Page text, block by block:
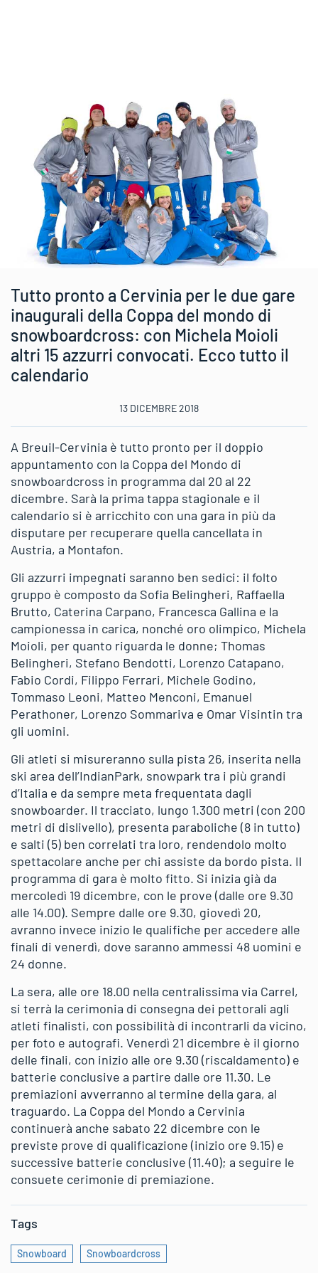
Tutto pronto a Cervinia per le due gare
inaugurali della Coppa del mondo di
snowboardcross: con Michela Moioli
altri 15 azzurri convocati. Ecco tutto il
calendario
13 DICEMBRE 2018
A Breuil-Cervinia è tutto pronto per il doppio
appuntamento con la Coppa del Mondo di
snowboardcross in programma dal 20 al 22
dicembre. Sarà la prima tappa stagionale e il
calendario si è arricchito con una gara in più da
disputare per recuperare quella cancellata in
Austria, a Montafon.
Gli azzurri impegnati saranno ben sedici: il folto
gruppo è composto da Sofia Belingheri, Raffaella
Brutto, Caterina Carpano, Francesca Gallina e la
campionessa in carica, nonché oro olimpico, Michela
Moioli, per quanto riguarda le donne; Thomas
Belingheri, Stefano Bendotti, Lorenzo Catapano,
Fabio Cordi, Filippo Ferrari, Michele Godino,
Tommaso Leoni, Matteo Menconi, Emanuel
Perathoner, Lorenzo Sommariva e Omar Visintin tra
gli uomini.
Gli atleti si misureranno sulla pista 26, inserita nella
ski area dell’IndianPark, snowpark tra i più grandi
d’Italia e da sempre meta frequentata dagli
snowboarder. Il tracciato, lungo 1.300 metri (con 200
metri di dislivello), presenta paraboliche (8 in tutto)
e salti (5) ben correlati tra loro, rendendolo molto
spettacolare anche per chi assiste da bordo pista. Il
programma di gara è molto fitto. Si inizia già da
mercoledì 19 dicembre, con le prove (dalle ore 9.30
alle 14.00). Sempre dalle ore 9.30, giovedì 20,
avranno invece inizio le qualifiche per accedere alle
finali di venerdì, dove saranno ammessi 48 uomini e
24 donne.
La sera, alle ore 18.00 nella centralissima via Carrel,
si terrà la cerimonia di consegna dei pettorali agli
atleti finalisti, con possibilità di incontrarli da vicino,
per foto e autografi. Venerdì 21 dicembre è il giorno
delle finali, con inizio alle ore 9.30 (riscaldamento) e
batterie conclusive a partire dalle ore 11.30. Le
premiazioni avverranno al termine della gara, al
traguardo. La Coppa del Mondo a Cervinia
continuerà anche sabato 22 dicembre con le
previste prove di qualificazione (inizio ore 9.15) e
successive batterie conclusive (11.40); a seguire le
consuete cerimonie di premiazione.
Tags
Snowboard Snowboardcross